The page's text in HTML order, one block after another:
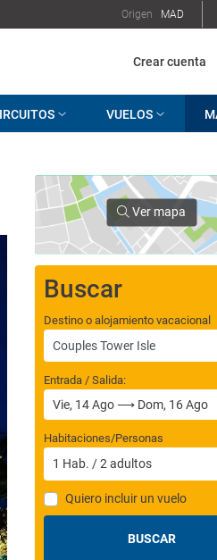
Origen MAD
Crear cuenta
VUELOS
Ver mapa
Buscar
Destino o alojamiento vacacional
Entrada / Salida:
Habitaciones/Personas
1 Hab. /2 adultos
Quiero incluir un vuelo
BUSCAR